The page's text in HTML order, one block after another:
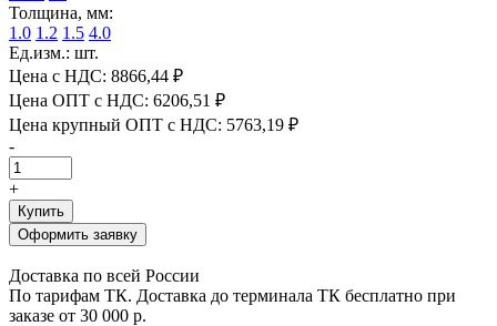
Толщина, мм:
1.0 1.2 1.5 4.0
Ед.изм.: шт.
Цена с НДС: 8866,44 ₽
Цена ОПТ с НДС: 6206,51 ₽
Цена крупный ОПТ с НДС: 5763,19 ₽
-
+
Купить
Оформить заявку
Доставка по всей России
По тарифам ТК. Доставка до терминала ТК бесплатно при
заказе от 30 000 р.